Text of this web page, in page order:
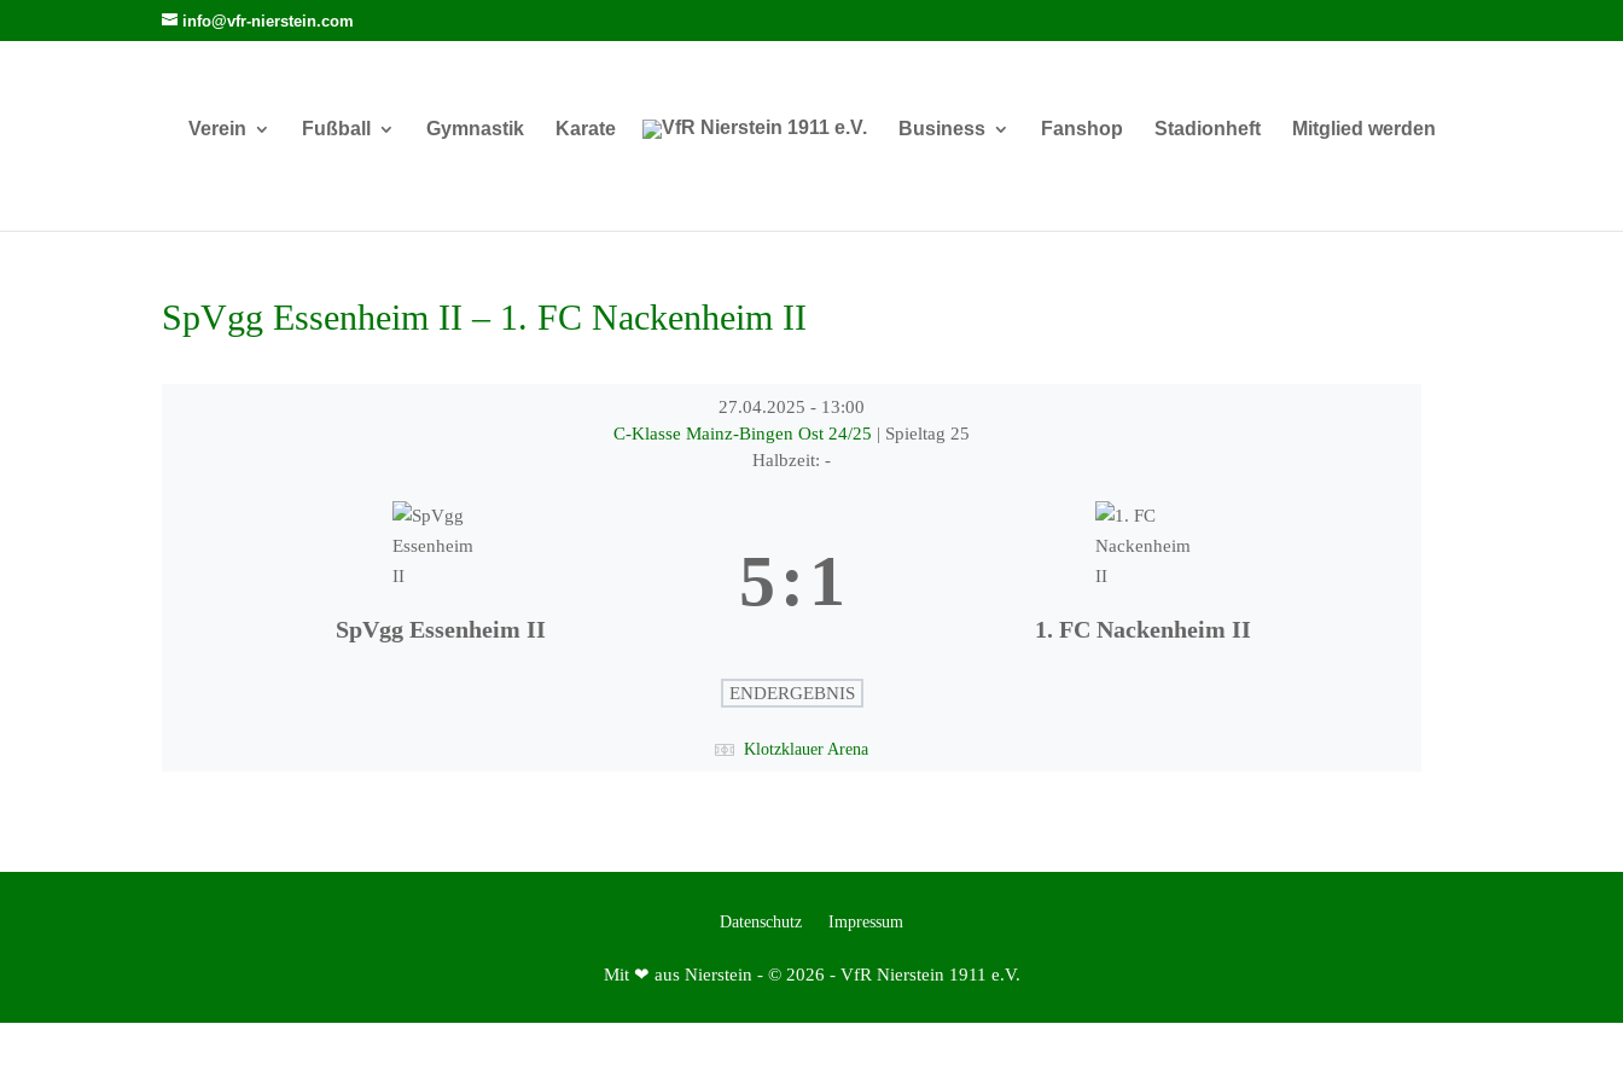
info@vfr-nierstein.com
Verein Fußball Gymnastik Karate Business Fanshop Stadionheft Mitglied werden
SpVgg Essenheim II – 1. FC Nackenheim II
27.04.2025 - 13:00
C-Klasse Mainz-Bingen Ost 24/25 | Spieltag 25
Halbzeit: -
SpVgg Essenheim II
5:1
1. FC Nackenheim II
ENDERGEBNIS
Klotzklauer Arena
Datenschutz Impressum
Mit ❤ aus Nierstein - © 2026 - VfR Nierstein 1911 e.V.